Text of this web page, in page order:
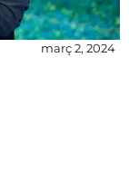
març 2, 2024